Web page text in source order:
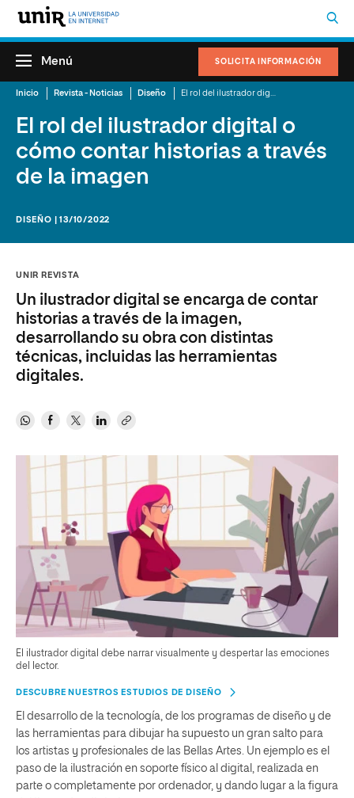
SOLICITA INFORMACIÓN
Menú
Inicio Revista - Noticias Diseño
El rol del ilustrador digital o
cómo contar historias a través
de la imagen
DISEÑO | 13/10/2022
UNIR REVISTA
Un ilustrador digital se encarga de contar
historias a través de la imagen,
desarrollando su obra con distintas
técnicas, incluidas las herramientas
digitales.
El ilustrador digital debe narrar visualmente y despertar las emociones
del lector.
DESCUBRE NUESTROS ESTUDIOS DE DISEÑO
El desarrollo de la tecnología, de los programas de diseño y de
las herramientas para dibujar ha supuesto un gran salto para
los artistas y profesionales de las Bellas Artes. Un ejemplo es el
paso de la ilustración en soporte físico al digital, realizada en
parte o completamente por ordenador, y dando lugar a la figura